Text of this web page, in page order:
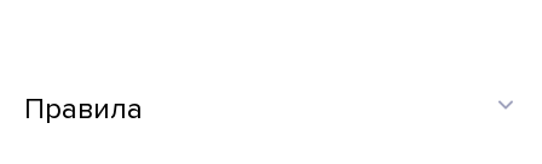
Правила